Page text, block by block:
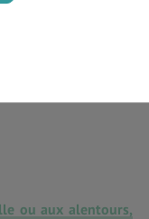
ou aux alentours,